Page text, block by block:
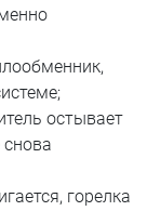
остывает
снова
горелка